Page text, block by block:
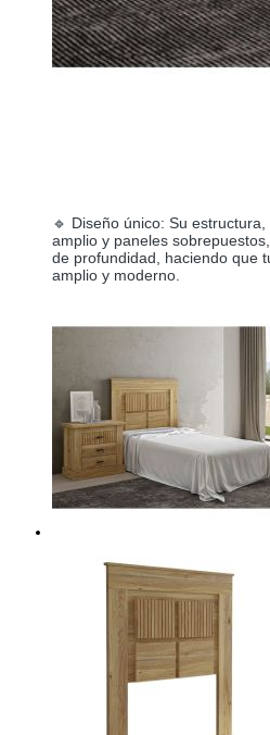
🔹 Diseño único: Su
amplio y paneles
de profundidad, haciendo que
amplio y moderno.